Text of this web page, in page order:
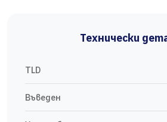
Технически
TLD
Въведен